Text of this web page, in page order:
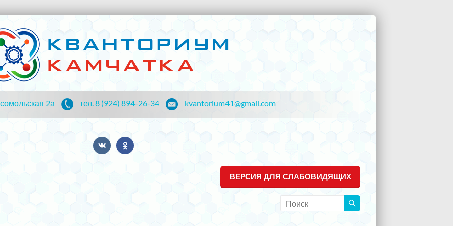
2а тел. 8 (924) 894-26-34 kvantorium41@gmail.com
ВЕРСИЯ ДЛЯ СЛАБОВИДЯЩИХ